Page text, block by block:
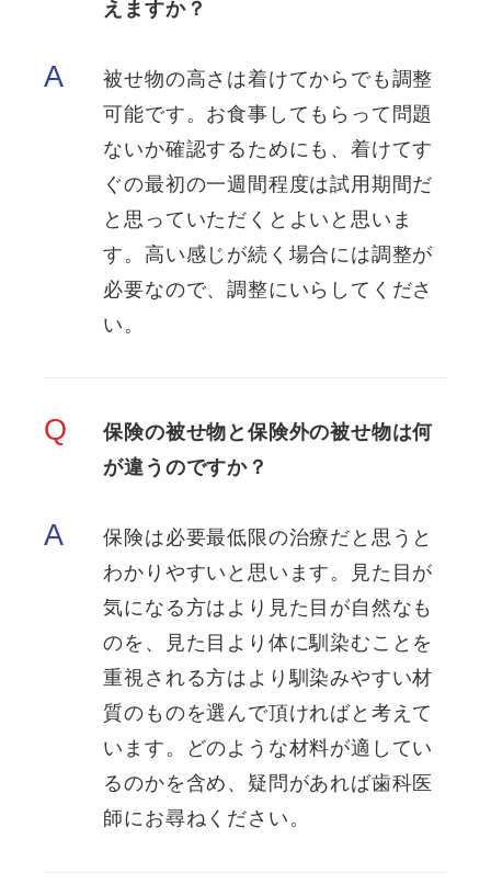
えますか？
A
被せ物の高さは着けてからでも調整
可能です。お食事してもらって問題
ないか確認するためにも、着けてす
ぐの最初の一週間程度は試用期間だ
と思っていただくとよいと思いま
す。高い感じが続く場合には調整が
必要なので、調整にいらしてくださ
い。
Q
保険の被せ物と保険外の被せ物は何
が違うのですか？
A
保険は必要最低限の治療だと思うと
わかりやすいと思います。見た目が
気になる方はより見た目が自然なも
のを、見た目より体に馴染むことを
重視される方はより馴染みやすい材
質のものを選んで頂ければと考えて
います。どのような材料が適してい
るのかを含め、疑問があれば歯科医
師にお尋ねください。